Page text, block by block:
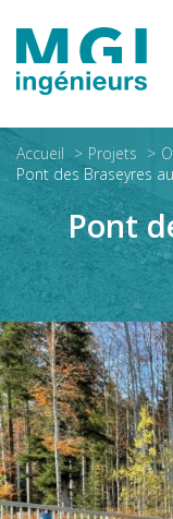
Accueil Projets
Pont des Braseyres
Pont